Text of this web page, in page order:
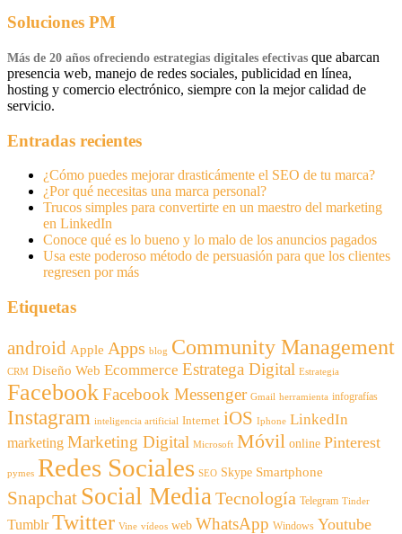
Soluciones PM
Más de 20 años ofreciendo estrategias digitales efectivas que abarcan
presencia web, manejo de redes sociales, publicidad en línea,
hosting y comercio electrónico, siempre con la mejor calidad de
servicio.
Entradas recientes
¿Cómo puedes mejorar drasticámente el SEO de tu marca?
¿Por qué necesitas una marca personal?
Trucos simples para convertirte en un maestro del marketing
en LinkedIn
Conoce qué es lo bueno y lo malo de los anuncios pagados
Usa este poderoso método de persuasión para que los clientes
regresen por más
Etiquetas
android Apple Apps blog Community Management
CRM Diseño Web Ecommerce Estratega Digital Estrategia
FacebookFacebook Messenger Gmail herramienta infografías
Instagram inteligencia artificial Internet iOS Iphone LinkedIn
marketing Marketing Digital Microsoft Móvil online Pinterest
pymes Redes Sociales SEO Skype Smartphone
Snapchat Social Media Tecnología Telegram Tinder
Tumblr Twitter Vine vídeos web WhatsApp Windows Youtube